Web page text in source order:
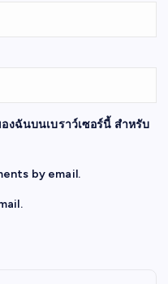
งฉันบนเบราว์เซอร์นี้ สำหรับ
by email.